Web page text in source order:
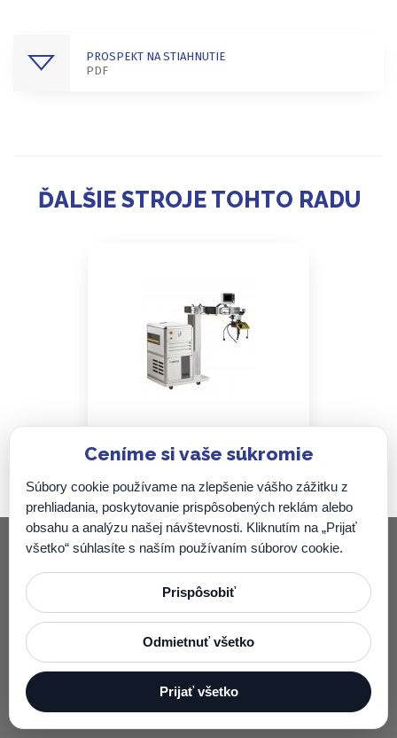
PROSPEKT NA STIAHNUTIE
PDF
ĎALŠIE STROJE TOHTO RADU
SWA 150/300
Zenit SK, s.r.o.
Nová 831/78, 972 41 Koš
servis@zenitsk.sk
Ceníme si vaše súkromie
Súbory cookie používame na zlepšenie vášho zážitku z
prehliadania, poskytovanie prispôsobených reklám alebo
obsahu a analýzu našej návštevnosti. Kliknutím na „Prijať
všetko“ súhlasíte s naším používaním súborov cookie.
Prispôsobiť
Odmietnuť všetko
Prijať všetko